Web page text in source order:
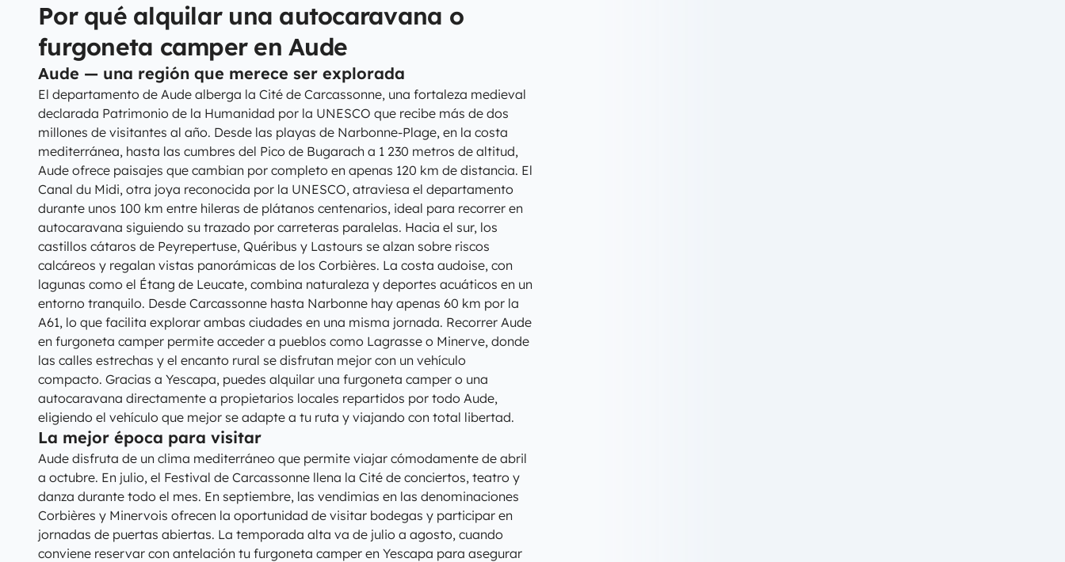
Por qué alquilar una autocaravana o
furgoneta camper en Aude
Aude — una región que merece ser explorada
El departamento de Aude alberga la Cité de Carcassonne, una fortaleza medieval
declarada Patrimonio de la Humanidad por la UNESCO que recibe más de dos
millones de visitantes al año. Desde las playas de Narbonne-Plage, en la costa
mediterránea, hasta las cumbres del Pico de Bugarach a 1 230 metros de altitud,
Aude ofrece paisajes que cambian por completo en apenas 120 km de distancia. El
Canal du Midi, otra joya reconocida por la UNESCO, atraviesa el departamento
durante unos 100 km entre hileras de plátanos centenarios, ideal para recorrer en
autocaravana siguiendo su trazado por carreteras paralelas. Hacia el sur, los
castillos cátaros de Peyrepertuse, Quéribus y Lastours se alzan sobre riscos
calcáreos y regalan vistas panorámicas de los Corbières. La costa audoise, con
lagunas como el Étang de Leucate, combina naturaleza y deportes acuáticos en un
entorno tranquilo. Desde Carcassonne hasta Narbonne hay apenas 60 km por la
A61, lo que facilita explorar ambas ciudades en una misma jornada. Recorrer Aude
en furgoneta camper permite acceder a pueblos como Lagrasse o Minerve, donde
las calles estrechas y el encanto rural se disfrutan mejor con un vehículo
compacto. Gracias a Yescapa, puedes alquilar una furgoneta camper o una
autocaravana directamente a propietarios locales repartidos por todo Aude,
eligiendo el vehículo que mejor se adapte a tu ruta y viajando con total libertad.
La mejor época para visitar
Aude disfruta de un clima mediterráneo que permite viajar cómodamente de abril
a octubre. En julio, el Festival de Carcassonne llena la Cité de conciertos, teatro y
danza durante todo el mes. En septiembre, las vendimias en las denominaciones
Corbières y Minervois ofrecen la oportunidad de visitar bodegas y participar en
jornadas de puertas abiertas. La temporada alta va de julio a agosto, cuando
conviene reservar con antelación tu furgoneta camper en Yescapa para asegurar